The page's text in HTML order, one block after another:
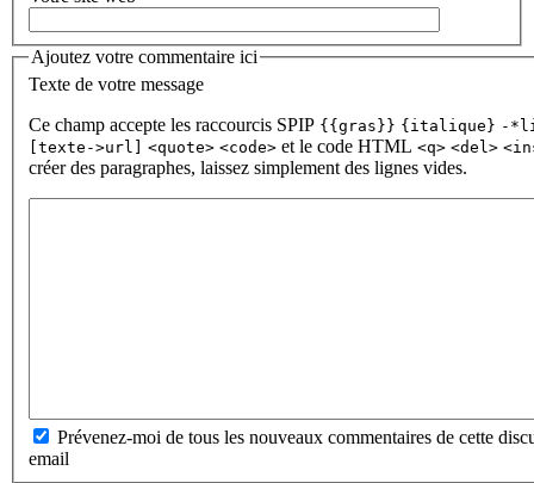
Ajoutez votre commentaire ici
Texte de votre message
Ce champ accepte les raccourcis SPIP {{gras}} {italique} -
[texte->url]
<quote> <code> et le code HTML <q> <del>
créer des paragraphes, laissez simplement des lignes vides.
Prévenez-moi de tous les nouveaux commentaires de cette
email